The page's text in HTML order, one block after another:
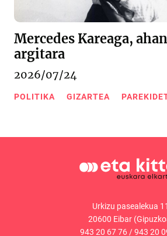
Mercedes Kareaga,
argitara
2026/07/24
POLITIKA GIZARTEA
Urkizu pasealekua 11
20600 Eibar
943 20 67 76 /943 20